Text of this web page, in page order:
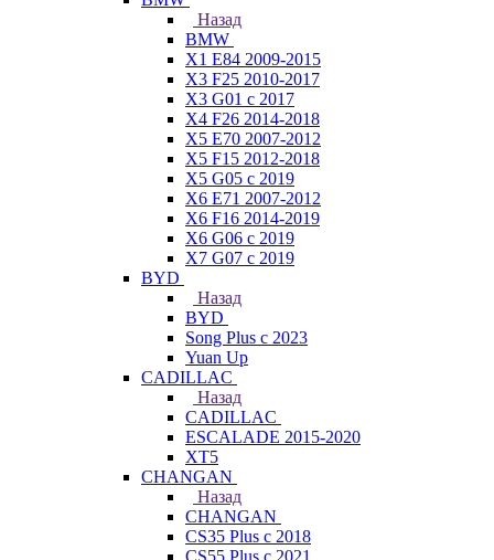
Назад
BMW
X1 E84 2009-2015
X3 F25 2010-2017
X3 G01 с 2017
X4 F26 2014-2018
X5 E70 2007-2012
X5 F15 2012-2018
X5 G05 с 2019
X6 E71 2007-2012
X6 F16 2014-2019
X6 G06 с 2019
X7 G07 с 2019
BYD
Назад
BYD
Song Plus с 2023
Yuan Up
CADILLAC
Назад
CADILLAC
ESСALADE 2015-2020
XT5
CHANGAN
Назад
CHANGAN
CS35 Plus с 2018
CS55 Plus с 2021